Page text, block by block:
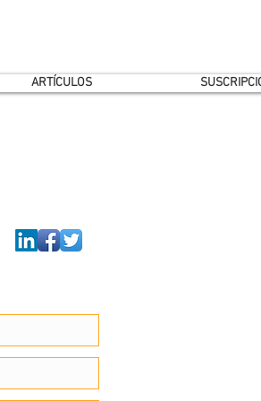
ARTÍCULOS